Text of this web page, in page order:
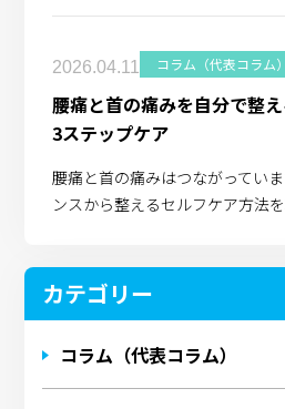
2026.04.11 コラム（代表コラム）
腰痛と首の痛みを自分で整
3ステップケア
腰痛と首の痛みはつながってい
ンスから整えるセルフケア方法
カテゴリー
コラム（代表コラム）